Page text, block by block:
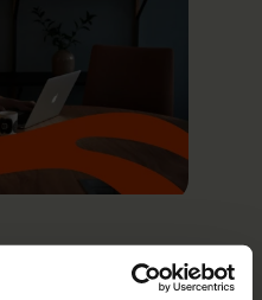
bankfil till banken.